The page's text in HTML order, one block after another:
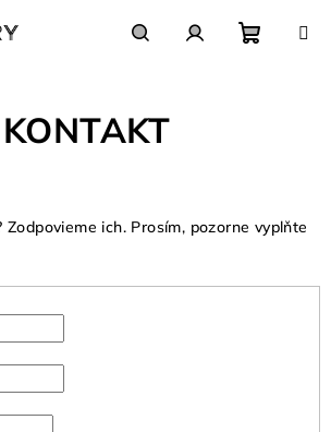
KONTAKT
Zodpovieme ich. Prosím, pozorne vyplňte